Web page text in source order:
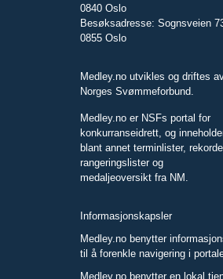
0840 Oslo
Besøksadresse: Sognsveien
0855 Oslo
Medley.no utvikles og driftes
Norges Svømmeforbund.
Medley.no er NSFs portal for
konkurranseidrett, og
blant annet terminlister,
rangeringslister og
medaljeoversikt fra NM.
Informasjonskapsler
Medley.no benytter
til å forenkle navigering i
Medley.no benytter en lokal